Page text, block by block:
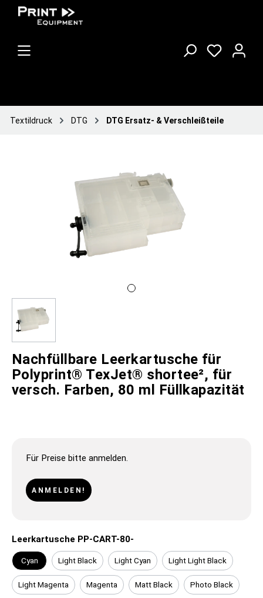
Textildruck DTG DTG Ersatz- & Verschleißteile
Nachfüllbare Leerkartusche für
Polyprint® TexJet® shortee², für
versch. Farben, 80 ml Füllkapazität
Für Preise bitte anmelden.
ANMELDEN!
Leerkartusche PP-CART-80-
Cyan Light Black Light Cyan Light Light Black
Light Magenta Magenta Matt Black Photo Black